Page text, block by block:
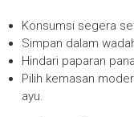
Konsumsi segera
Simpan dalam
Hindari paparan
Pilih kemasan
ayu.